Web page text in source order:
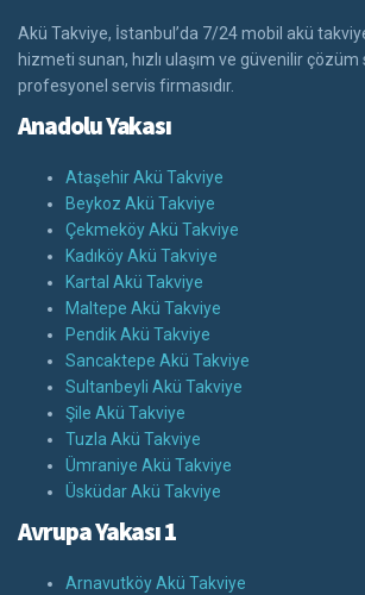
Akü Takviye, İstanbul’da 7/24 mobil akü
hizmeti sunan, hızlı ulaşım ve güvenilir çözüm
profesyonel servis firmasıdır.
Anadolu Yakası
Ataşehir Akü Takviye
Beykoz Akü Takviye
Çekmeköy Akü Takviye
Kadıköy Akü Takviye
Kartal Akü Takviye
Maltepe Akü Takviye
Pendik Akü Takviye
Sancaktepe Akü Takviye
Sultanbeyli Akü Takviye
Şile Akü Takviye
Tuzla Akü Takviye
Ümraniye Akü Takviye
Üsküdar Akü Takviye
Avrupa Yakası 1
Arnavutköy Akü Takviye